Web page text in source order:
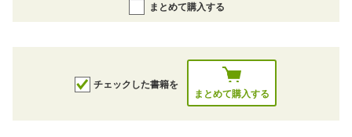
まとめて購入する
チェックした書籍を
まとめて購入する